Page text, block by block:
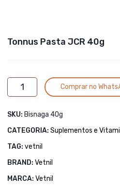
Tonnus Pasta JCR 40g
Tonnus
Pasta
40g
quantidade
Comprar no
SKU: Bisnaga 40g
CATEGORIA: Suplementos e
TAG: vetnil
BRAND: Vetnil
MARCA: Vetnil